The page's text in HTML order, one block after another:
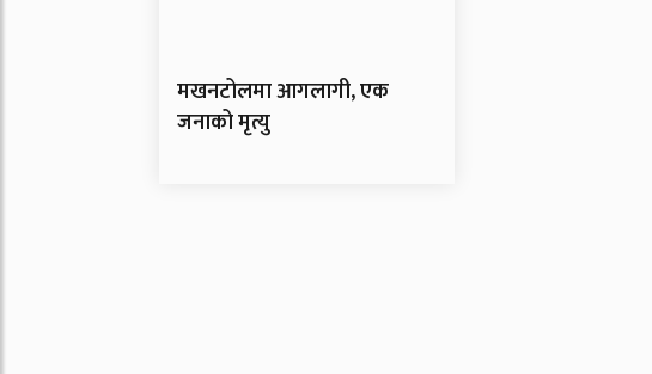
मखनटोलमा आगलागी, एक
जनाको मृत्यु